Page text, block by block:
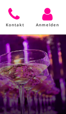
Kontakt Anmelden